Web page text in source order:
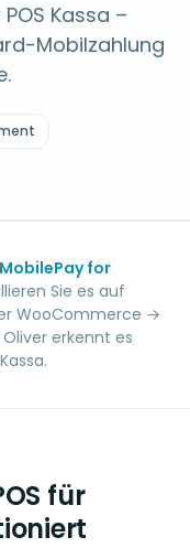
Kassa –
Mobilzahlung
for
Sie es auf
WooCommerce →
erkennt es
für